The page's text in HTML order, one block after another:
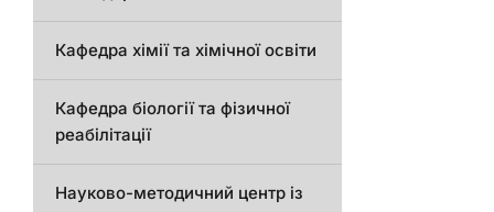
Кафедра хімії та хімічної освіти
Кафедра біології та фізичної
реабілітації
Науково-методичний центр із